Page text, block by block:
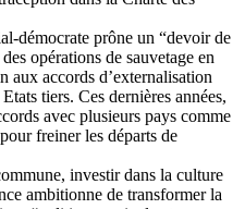
démocrate prône un “devoir de
opérations de sauvetage en
aux accords d’externalisation
tiers. Ces dernières années,
avec plusieurs pays comme
freiner les départs de
investir dans la culture
ambitionne de transformer la